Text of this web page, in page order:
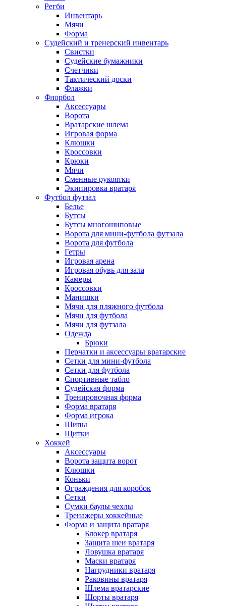
Регби
Инвентарь
Мячи
Форма
Судейский и тренерский инвентарь
Свистки
Судейские бумажники
Счетчики
Тактический доски
Флажки
Флорбол
Аксессуары
Ворота
Вратарские шлема
Игровая форма
Клюшки
Кроссовки
Крюки
Мячи
Сменные рукоятки
Экипировка вратаря
Футбол футзал
Белье
Бутсы
Бутсы многошиповые
Ворота для мини-футбола футзала
Ворота для футбола
Гетры
Игровая арена
Игровая обувь для зала
Камеры
Кроссовки
Манишки
Мячи для пляжного футбола
Мячи для футбола
Мячи для футзала
Одежда
Брюки
Перчатки и аксессуары вратарские
Сетки для мини-футбола
Сетки для футбола
Спортивные табло
Судейская форма
Тренировочная форма
Форма вратаря
Форма игрока
Шипы
Щитки
Хоккей
Аксессуары
Ворота защита ворот
Клюшки
Коньки
Ограждения для коробок
Сетки
Сумки баулы чехлы
Тренажеры хоккейные
Форма и защита вратаря
Блокер вратаря
Защита шеи вратаря
Ловушка вратаря
Маски вратаря
Нагрудники вратаря
Раковины вратаря
Шлема вратарские
Шорты вратаря